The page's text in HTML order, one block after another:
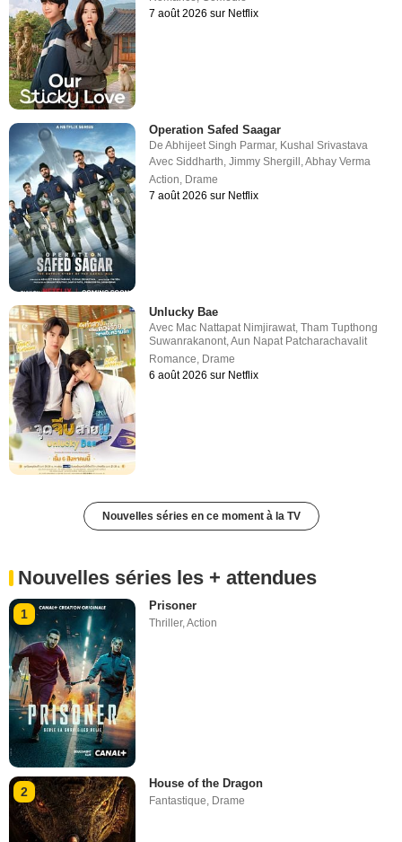
7 août 2026 sur Netflix
Operation Safed Saagar
DeAbhijeet Singh Parmar, Kushal Srivastava
AvecSiddharth,Jimmy Shergill ,Abhay Verma
Action, Drame
7 août 2026 sur Netflix
Unlucky Bae
Avec Mac Nattapat Nimjirawat,Tham Tupthong
Suwanrakanont,Aun Napat Patcharachavalit
Romance, Drame
6 août 2026 sur Netflix
Nouvelles séries en ce moment à la TV
Nouvelles séries les + attendues
1
Prisoner
Thriller,Action
2
House of the Dragon
Fantastique, Drame